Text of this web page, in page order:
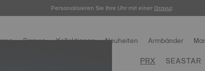
Personalisieren Sie Ihre Uhr mit einerGravur.
Registrieren Sie Ihre Uhrhier.
Damen Kollektionen Neuheiten Armbänder
PRX SEASTAR